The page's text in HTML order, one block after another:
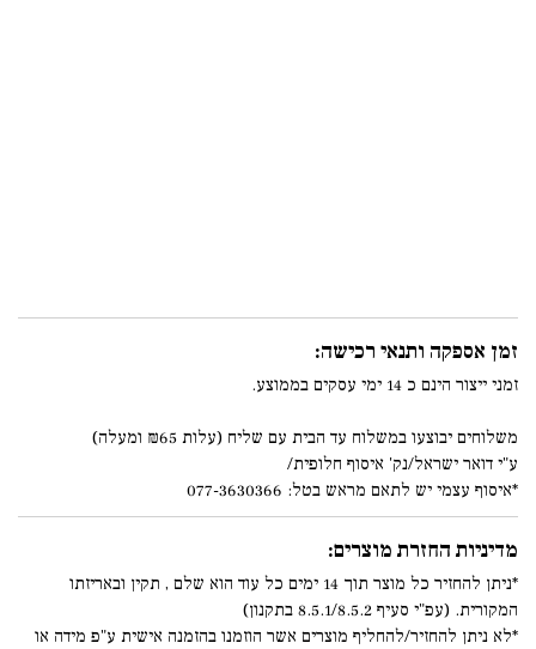
זמן אספקה ותנאי רכישה:
זמני ייצור הינם כ 14 ימי עסקים בממוצע.
משלוחים יבוצעו במשלוח עד הבית עם שליח (עלות ₪65 ומעלה)
ע"י דואר ישראל/נק' איסוף חלופית/
*איסוף עצמי יש לתאם מראש בטל: 077-3630366
מדיניות החזרת מוצרים:
*ניתן להחזיר כל מוצר תוך 14 ימים כל עוד הוא שלם , תקין ובאריזתו
המקורית. (עפ"י סעיף 8.5.1/8.5.2 בתקנון)
*לא ניתן להחזיר/להחליף מוצרים אשר הוזמנו בהזמנה אישית ע"פ מידה או